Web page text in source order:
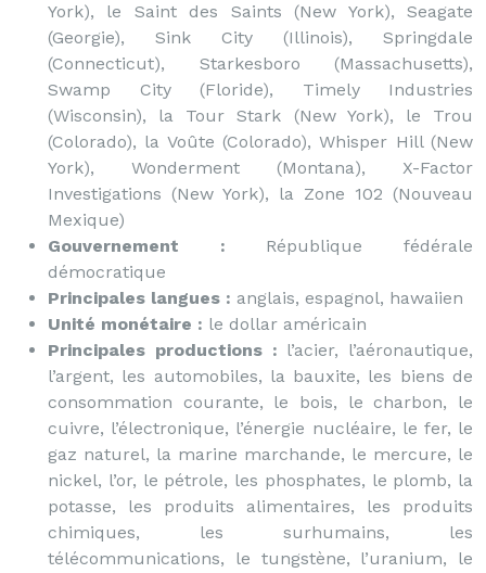
York), le Saint des Saints (New York), Seagate
(Georgie), Sink City (Illinois), Springdale
(Connecticut), Starkesboro (Massachusetts),
Swamp City (Floride), Timely Industries
(Wisconsin), la Tour Stark (New York), le Trou
(Colorado), la Voûte (Colorado), Whisper Hill (New
York), Wonderment (Montana), X-Factor
Investigations (New York), la Zone 102 (Nouveau
Mexique)
Gouvernement : République fédérale
démocratique
Principales langues : anglais, espagnol, hawaiien
Unité monétaire : le dollar américain
Principales productions : l’acier, l’aéronautique,
l’argent, les automobiles, la bauxite, les biens de
consommation courante, le bois, le charbon, le
cuivre, l’électronique, l’énergie nucléaire, le fer, le
gaz naturel, la marine marchande, le mercure, le
nickel, l’or, le pétrole, les phosphates, le plomb, la
potasse, les produits alimentaires, les produits
chimiques, les surhumains, les
télécommunications, le tungstène, l’uranium, le